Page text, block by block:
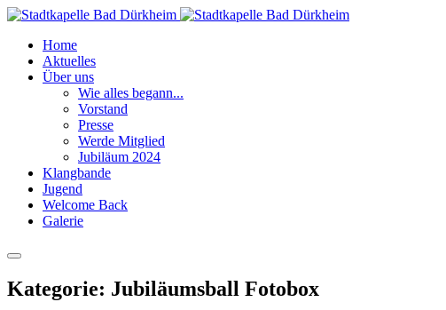
Home
Aktuelles
Über uns
Wie alles begann...
Vorstand
Presse
Werde Mitglied
Jubiläum 2024
Klangbande
Jugend
Welcome Back
Galerie
Kategorie: Jubiläumsball Fotobox